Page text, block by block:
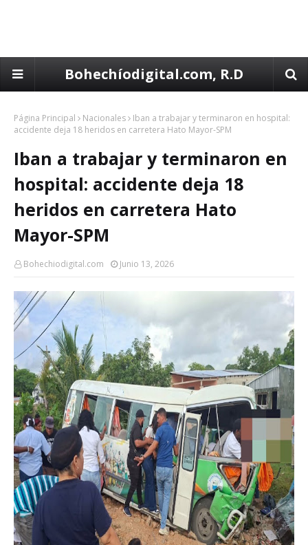
Bohechíodigital.com, R.D
Página Principal Nacionales
Iban a trabajar y terminaron en hospital:
accidente deja 18 heridos en carretera Hato Mayor-SPM
Iban a trabajar y terminaron en
hospital: accidente deja 18
heridos en carretera Hato
Mayor-SPM
Bohechiodigital.com Junio 13, 2026